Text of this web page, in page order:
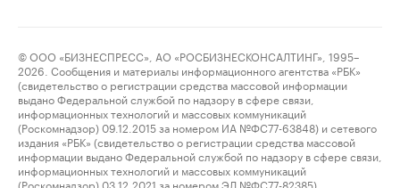
© ООО «БИЗНЕСПРЕСС», АО «РОСБИЗНЕСКОНСАЛТИНГ», 1995–
2026. Сообщения и материалы информационного агентства «РБК»
(свидетельство о регистрации средства массовой информации
выдано Федеральной службой по надзору в сфере связи,
информационных технологий и массовых коммуникаций
(Роскомнадзор) 09.12.2015 за номером ИА №ФС77-63848) и сетевого
издания «РБК» (свидетельство о регистрации средства массовой
информации выдано Федеральной службой по надзору в сфере связи,
информационных технологий и массовых коммуникаций
(Роскомнадзор) 03.12.2021 за номером ЭЛ №ФС77-82385)